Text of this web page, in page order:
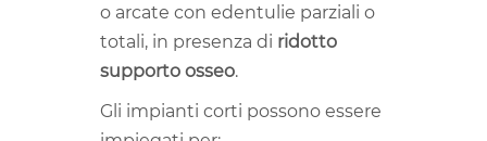
o arcate con edentulie parziali o
totali, in presenza di ridotto
supporto osseo.
Gli impianti corti possono essere